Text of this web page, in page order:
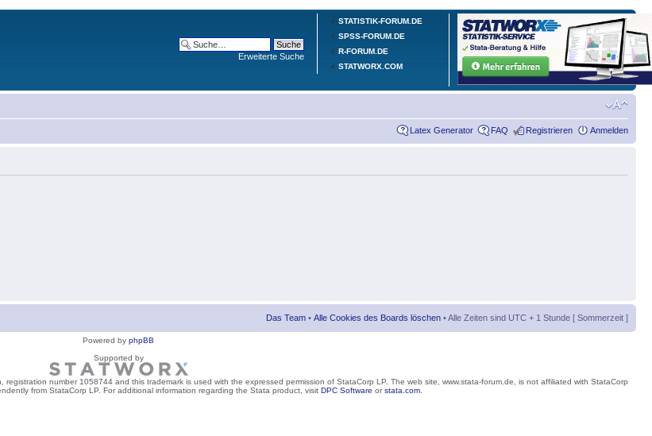
STATISTIK-FORUM.DE
SPSS-FORUM.DE
R-FORUM.DE
STATWORX.COM
Erweiterte Suche
Latex Generator FAQ Registrieren Anmelden
Das Team • Alle Cookies des Boards löschen • Alle Zeiten sind UTC + 1 Stunde [ Sommerzeit ]
Powered by phpBB
Supported by
number 1058744 and this trademark is used with the expressed permission of StataCorp LP. The web site, www.stata-forum.de, is not affiliated with StataCorp
from StataCorp LP. For additional information regarding the Stata product, visit DPC Software orstata.com